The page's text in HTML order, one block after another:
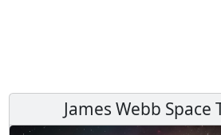
James Webb Space